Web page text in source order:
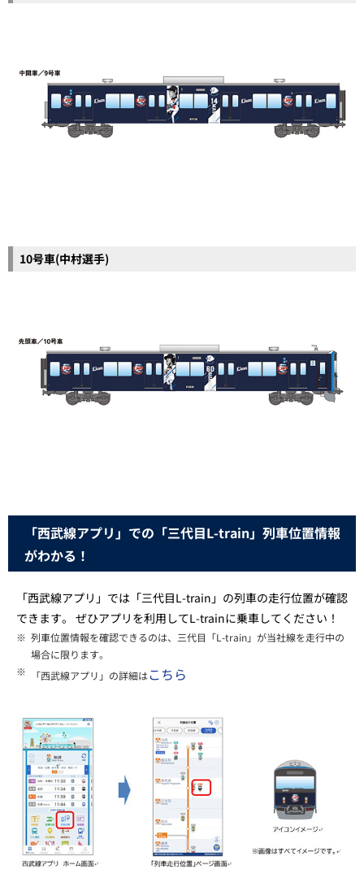
10号車(中村選手)
「西武線アプリ」での「三代目L-train」列車位置情報
がわかる！
「西武線アプリ」では「三代目L-train」の列車の走行位置が確認
できます。 ぜひアプリを利用してL-trainに乗車してください！
※ 列車位置情報を確認できるのは、三代目「L-train」が当社線を走行中の
場合に限ります。
※
「西武線アプリ」の詳細はこちら